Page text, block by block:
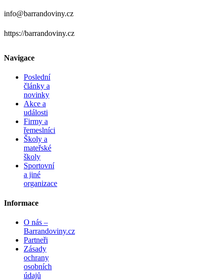
info@barrandoviny.cz
https://barrandoviny.cz
Navigace
Poslední
články a
novinky
Akce a
události
Firmy a
řemeslníci
Školy a
mateřské
školy
Sportovní
a jiné
organizace
Informace
O nás –
Barrandoviny.cz
Partneři
Zásady
ochrany
osobních
údajů